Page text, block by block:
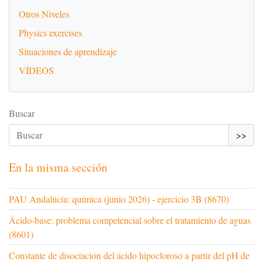
Otros Niveles
Physics exercises
Situaciones de aprendizaje
VÍDEOS
Buscar
>>
En la misma sección
PAU Andalucía: química (junio 2026) - ejercicio 3B (8670)
Ácido-base: problema competencial sobre el tratamiento de aguas
(8601)
Constante de disociación del ácido hipocloroso a partir del pH de